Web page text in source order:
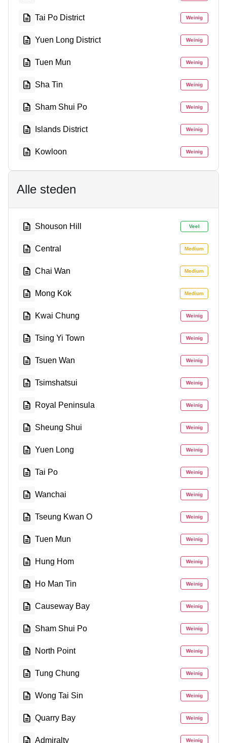
Tai Po District Weinig
Yuen Long District Weinig
Tuen Mun Weinig
Sha Tin Weinig
Sham Shui Po Weinig
Islands District Weinig
Kowloon Weinig
Alle steden
Shouson Hill Veel
Central Medium
Chai Wan Medium
Mong Kok Medium
Kwai Chung Weinig
Tsing Yi Town Weinig
Tsuen Wan Weinig
Tsimshatsui Weinig
Royal Peninsula Weinig
Sheung Shui Weinig
Yuen Long Weinig
Tai Po Weinig
Wanchai Weinig
Tseung Kwan O Weinig
Tuen Mun Weinig
Hung Hom Weinig
Ho Man Tin Weinig
Causeway Bay Weinig
Sham Shui Po Weinig
North Point Weinig
Tung Chung Weinig
Wong Tai Sin Weinig
Quarry Bay Weinig
Admiralty Weinig